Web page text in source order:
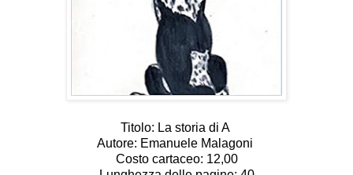
Titolo: La storia di A
Autore: Emanuele Malagoni
Costo cartaceo: 12,00